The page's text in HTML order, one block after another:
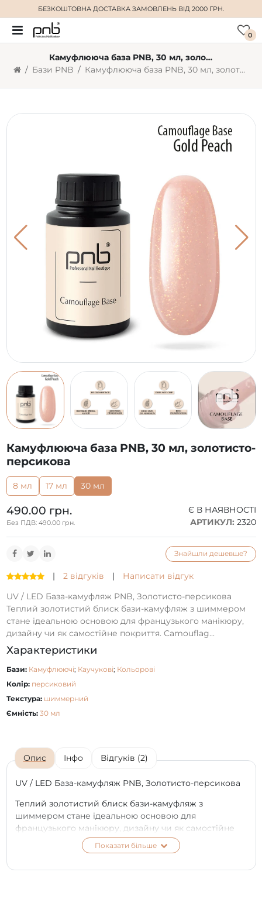
БЕЗКОШТОВНА ДОСТАВКА ЗАМОВЛЕНЬ ВІД 2000 ГРН.
0
Камуфлююча база PNB, 30 мл, золотисто-персикова
Бази PNB
Камуфлююча база PNB, 30 мл, золотисто-персикова
Камуфлююча база PNB, 30 мл, золотисто-
персикова
| 2 відгуків |
Написати відгук
UV / LED База-камуфляж PNB, Золотисто-персикова
Теплий золотистий блиск бази-камуфляж з шиммером
стане ідеальною основою для французького манікюру,
дизайну чи як самостійне покриття. Camouflag...
Характеристики
Бази: Камуфлюючі; Каучукові; Кольорові
Колір: персиковий
Текстура: шиммерний
Ємність: 30 мл
8 мл 17 мл 30 мл
490.00 грн.
Без ПДВ: 490.00 грн.
Є В НАЯВНОСТІ
АРТИКУЛ: 2320
Знайшли дешевше?
Опис Інфо Відгуків (2)
UV / LED База-камуфляж PNB, Золотисто-персикова
Теплий золотистий блиск бази-камуфляж з
шиммером стане ідеальною основою для
французького манікюру, дизайну чи як самостійне
пластину, не затікає в бічні валики.
Показати більше